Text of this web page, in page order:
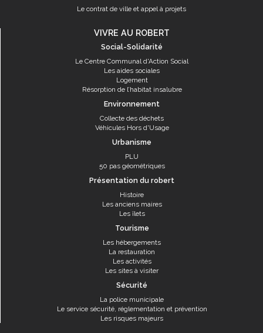
Le contrat de ville et appel à projets
VIVRE AU ROBERT
Social-Solidarité
Le Centre Communal d'Action Social
Les aides sociales
Logement
Résorption de l’habitat insalubre
Environnement
Collecte des déchets
Véhicules Hors d'Usage
Urbanisme
PLU
50 pas géométriques
Présentation du robert
Histoire
Les anciens maires
Les îlets
Tourisme
Les hébergements
La restauration
Les activités
Les sites à visiter
Sécurité
La police municipale
Le service sécurité, réglementation et prévention
Les risques majeurs